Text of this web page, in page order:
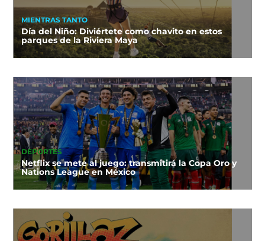
MIENTRAS TANTO
Día del Niño: Diviértete como chavito en estos
parques de la Riviera Maya
DEPORTES
Netflix se mete al juego: transmitirá la Copa Oro y
Nations League en México